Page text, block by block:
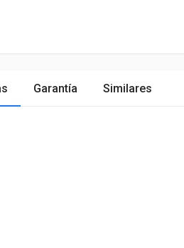
Garantía Similares